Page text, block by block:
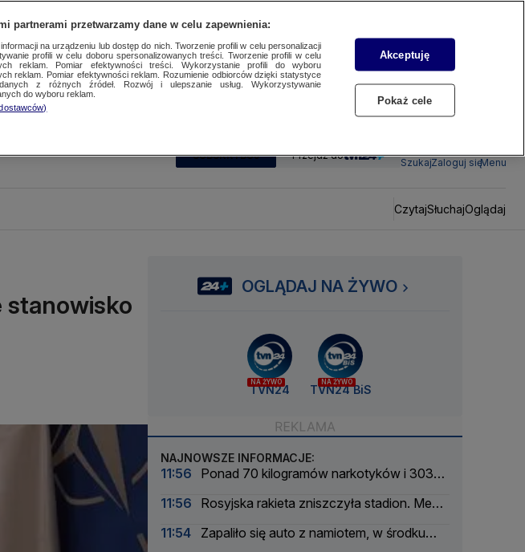
SUBSKRYBUJ Przejdź do
SzukajZaloguj sięMenu
CzytajSłuchajOglądaj
stanowisko
OGLĄDAJ NA ŻYWO
NA ŻYWO
TVN24
NA ŻYWO
TVN24 BiS
NAJNOWSZE INFORMACJE:
11:56
Ponad 70 kilogramów narkotyków i 303
11:56
Rosyjska rakieta zniszczyła stadion. Mecz
11:54
Zapaliło się auto z namiotem, w środku
partnerami przetwarzamy dane w celu zapewnienia:
na urządzeniu lub dostęp do nich. Tworzenie profili w celu personalizacji
profili w celu doboru spersonalizowanych treści. Tworzenie profili w celu
reklam. Pomiar efektywności treści. Wykorzystanie profili do wyboru
reklam. Pomiar efektywności reklam. Rozumienie odbiorców dzięki statystyce
z różnych źródeł. Rozwój i ulepszanie usług. Wykorzystywanie
do wyboru reklam.
Akceptuję
Pokaż cele